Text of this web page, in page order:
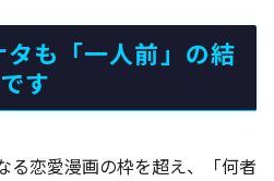
も「一人前」の結
す
る恋愛漫画の枠を超え、「何者